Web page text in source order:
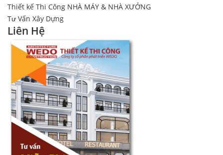
Thiết kế Thi Công NHÀ MÁY & NHÀ XƯỞNG
Tư Vấn Xây Dựng
Liên Hệ